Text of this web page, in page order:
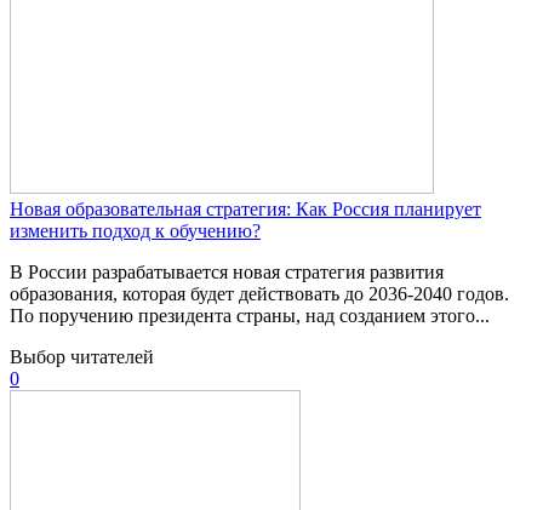
Новая образовательная стратегия: Как Россия планирует
изменить подход к обучению?
В России разрабатывается новая стратегия развития
образования, которая будет действовать до 2036-2040 годов.
По поручению президента страны, над созданием этого...
Выбор читателей
0